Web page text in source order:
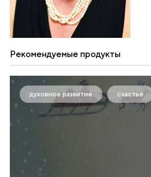
Рекомендуемые продукты
духовное развитие счастье